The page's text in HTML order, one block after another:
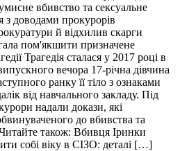
вбивство та сексуальне
з доводами прокурорів
й відхилив скарги
пом'якшити призначене
Трагедія сталася у 2017 році в
вечора 17-річна дівчина
ранку її тіло з ознаками
від навчального закладу. Під
надали докази, які
до вбивства та
також: Вбивця Іринки
собі віку в СІЗО: деталі […]